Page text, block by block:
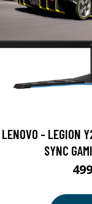
LENOVO - LEGION
SYNC